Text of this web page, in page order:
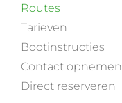
Routes
Tarieven
Bootinstructies
Contact opnemen
Direct reserveren